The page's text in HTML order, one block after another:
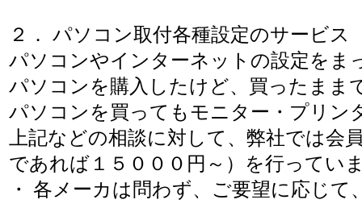
２． パソコン取付各種設定のサービス
パソコンやインターネットの設定をま
パソコンを購入したけど、買ったまま
パソコンを買ってもモニター・プリン
上記などの相談に対して、弊社では
であれば１５０００円～）を行ってい
・ 各メーカは問わず、ご要望に応じ